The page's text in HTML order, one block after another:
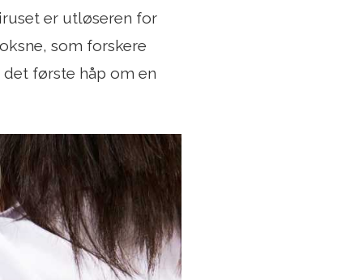
er utløseren for
som forskere
første håp om en